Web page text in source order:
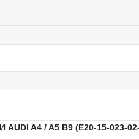
A4 / A5 B9 (E20-15-023-